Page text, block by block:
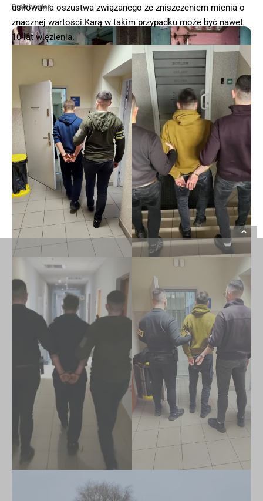
usiłowania oszustwa związanego ze zniszczeniem mienia o
znacznej wartości.Karą w takim przypadku może być nawet
10 lat więzienia.